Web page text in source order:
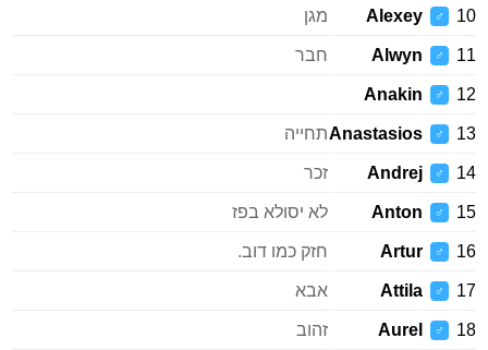
10
♂
Alexey מגן
11
♂
Alwyn חבר
12
♂
Anakin
13
♂
Anastasiosתחייה
14
♂
Andrej זכר
15
♂
Anton לא יסולא בפז
16
♂
Artur חזק כמו דוב.
17
♂
Attila אבא
18
♂
Aurel זהוב